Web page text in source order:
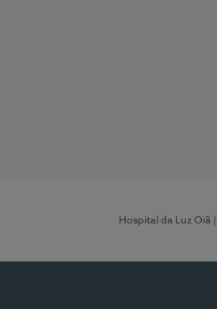
Hospital da Luz Oiã